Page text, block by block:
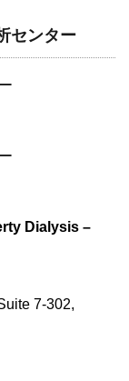
センター
Dialysis –
7-302,